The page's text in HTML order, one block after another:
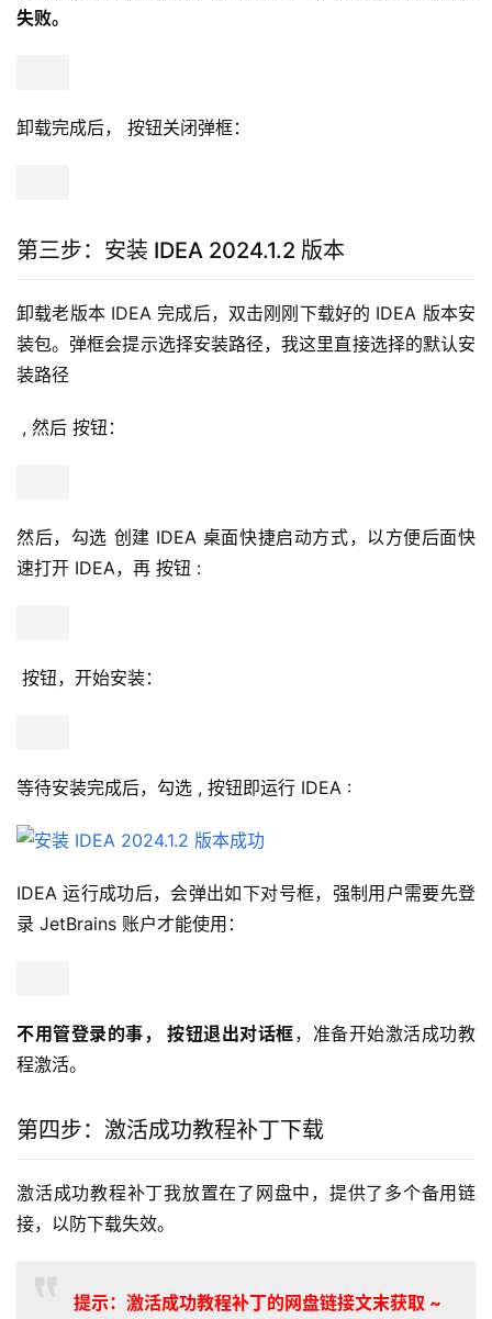
失败。
卸载完成后， 按钮关闭弹框：
第三步：安装 IDEA 2024.1.2 版本
卸载老版本 IDEA 完成后，双击刚刚下载好的 IDEA 版本安
装包。弹框会提示选择安装路径，我这里直接选择的默认安
装路径
, 然后 按钮：
然后，勾选 创建 IDEA 桌面快捷启动方式，以方便后面快
速打开 IDEA，再 按钮 :
按钮，开始安装：
等待安装完成后，勾选 , 按钮即运行 IDEA :
IDEA 运行成功后，会弹出如下对号框，强制用户需要先登
录 JetBrains 账户才能使用：
不用管登录的事， 按钮退出对话框，准备开始激活成功教
程激活。
第四步：激活成功教程补丁下载
激活成功教程补丁我放置在了网盘中，提供了多个备用链
接，以防下载失效。
提示：激活成功教程补丁的网盘链接文末获取 ~